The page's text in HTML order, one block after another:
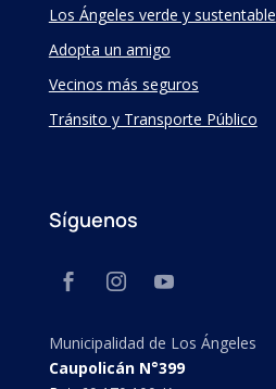
Los Ángeles verde y sustentable
Adopta un amigo
Vecinos más seguros
Tránsito y Transporte Público
Síguenos
Municipalidad de Los Ángeles
Caupolicán N°399